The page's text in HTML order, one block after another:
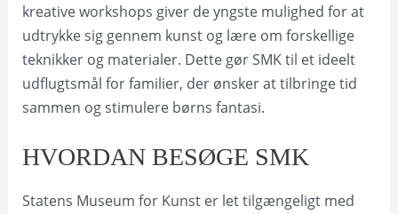
kreative workshops giver de yngste mulighed for at
udtrykke sig gennem kunst og lære om forskellige
teknikker og materialer. Dette gør SMK til et ideelt
udflugtsmål for familier, der ønsker at tilbringe tid
sammen og stimulere børns fantasi.
HVORDAN BESØGE SMK
Statens Museum for Kunst er let tilgængeligt med